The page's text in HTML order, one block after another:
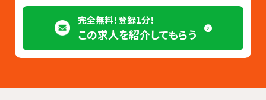
完全無料！登録1分！
この求人を紹介してもらう